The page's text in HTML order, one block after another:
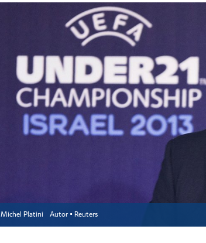
Michel Platini Autor ▪ Reuters